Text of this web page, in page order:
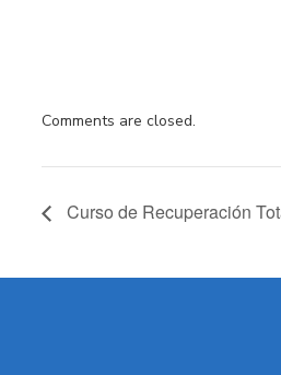
Comments are closed.
Curso de Recuperación